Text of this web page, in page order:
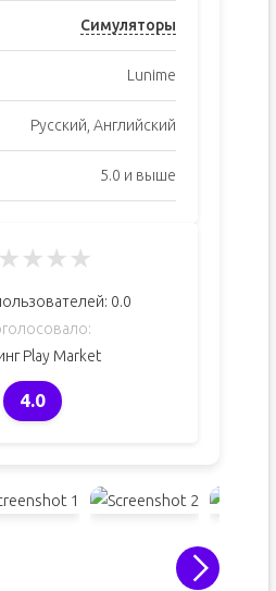
Симуляторы
Lunime
Русский, Английский
5.0 и выше
★★★★
0.0
Play Market
4.0